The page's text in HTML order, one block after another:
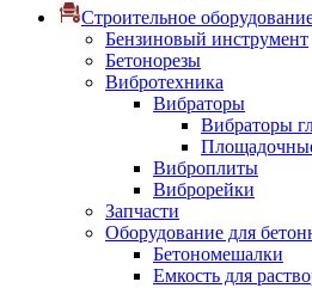
Строительное
Бензиновый инструмент
Бетонорезы
Вибротехника
Вибраторы
Вибраторы
Виброплиты
Виброрейки
Запчасти
Оборудование для
Бетономешалки
Емкость для